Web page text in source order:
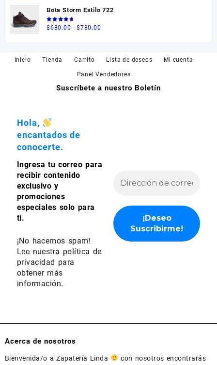
Bota Storm Estilo 722
Valorado
en 5.00
$680.00 - $780.00
desde
hasta
$780.00
Inicio Tienda Carrito Lista de deseos Mi cuenta
Panel Vendedores
Suscríbete a nuestro Boletín
Hola,
encantados de
conocerte.
Ingresa tu correo para
recibir contenido
exclusivo y
promociones
especiales solo para
ti.
¡No hacemos spam!
Lee nuestra política de
privacidad para
obtener más
información.
Acerca de nosotros
Bienvenida/o a Zapatería Linda
con nosotros encontrarás